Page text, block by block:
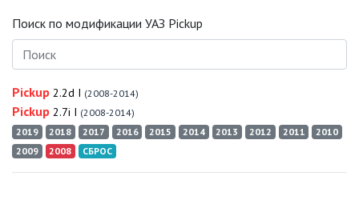
Поиск по модификации УАЗ Pickup
Pickup 2.2d I (2008-2014)
Pickup 2.7i I (2008-2014)
2019
2018 2017 2016 2015 2014 2013 2012 2011
2010
2009
2008 СБРОС